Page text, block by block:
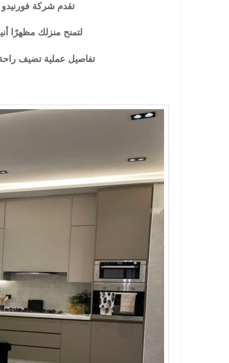
تقدم شركة
لتمنح منزلك مظهرًا
تفاصيل عملية تضيف